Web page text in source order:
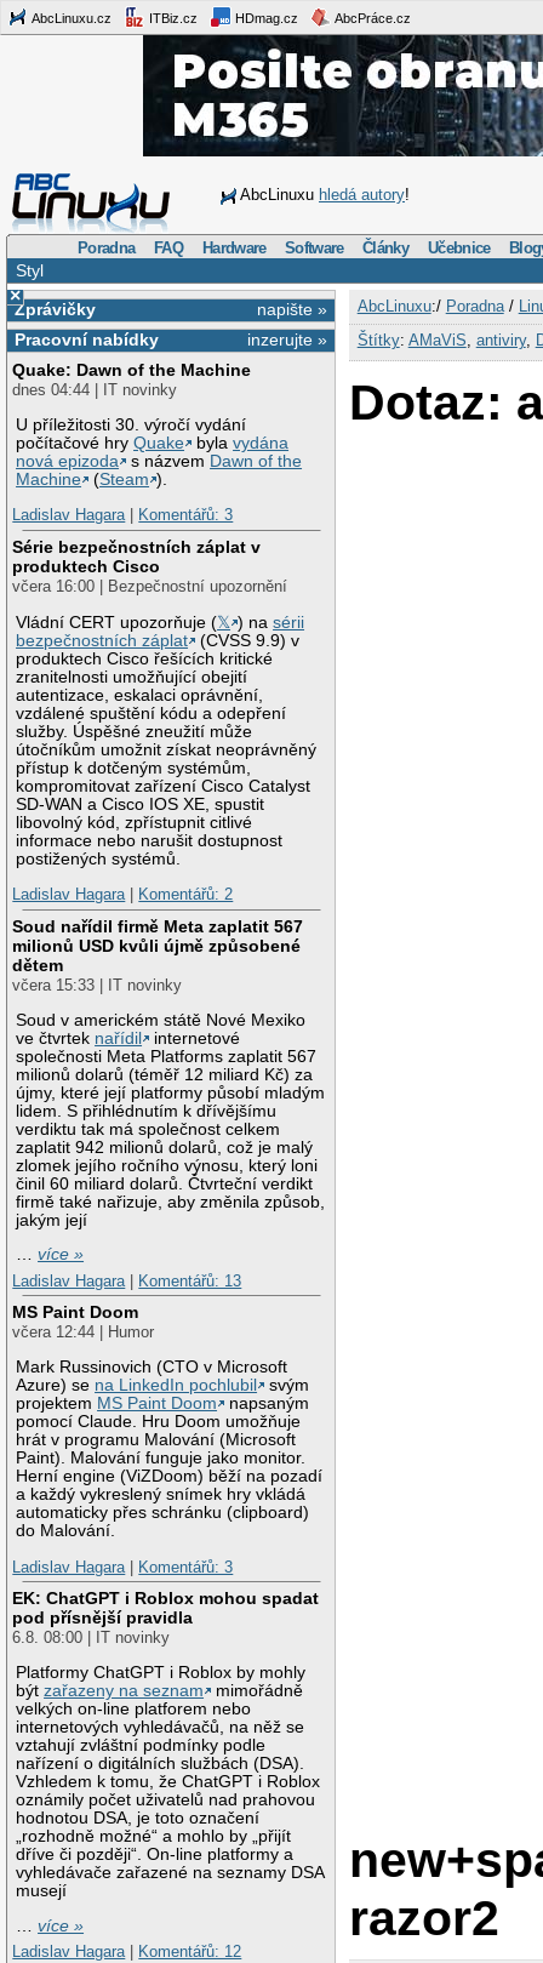
AbcLinuxu.cz ITBiz.cz HDmag.cz AbcPráce.cz
AbcLinuxu hledá autory!
Poradna FAQ Hardware Software Články Učebnice
Styl
×
napište »
Zprávičky
inzerujte »
Pracovní nabídky
Quake: Dawn of the Machine
dnes 04:44 | IT novinky
U příležitosti 30. výročí vydání
počítačové hryQuake bylavydána
nová epizoda
s názvem Dawn of the
Machine
(Steam ).
Ladislav Hagara| Komentářů: 3
Série bezpečnostních záplat v
produktech Cisco
včera 16:00 | Bezpečnostní upozornění
Vládní CERT upozorňuje (𝕏 ) nasérii
bezpečnostních záplat
(CVSS 9.9) v
produktech Cisco řešících kritické
zranitelnosti umožňující obejití
autentizace, eskalaci oprávnění,
vzdálené spuštění kódu a odepření
služby. Úspěšné zneužití může
útočníkům umožnit získat neoprávněný
přístup k dotčeným systémům,
kompromitovat zařízení Cisco Catalyst
SD-WAN a Cisco IOS XE, spustit
libovolný kód, zpřístupnit citlivé
informace nebo narušit dostupnost
postižených systémů.
Ladislav Hagara| Komentářů: 2
Soud nařídil firmě Meta zaplatit 567
milionů USD kvůli újmě způsobené
dětem
včera 15:33 | IT novinky
Soud v americkém státě Nové Mexiko
ve čtvrtek nařídil
internetové
společnosti Meta Platforms zaplatit 567
milionů dolarů (téměř 12 miliard Kč) za
újmy, které její platformy působí mladým
lidem. S přihlédnutím k dřívějšímu
verdiktu tak má společnost celkem
zaplatit 942 milionů dolarů, což je malý
zlomek jejího ročního výnosu, který loni
činil 60 miliard dolarů. Čtvrteční verdikt
firmě také nařizuje, aby změnila způsob,
jakým její
…více »
Ladislav Hagara
Komentářů: 13
MS Paint Doom
včera 12:44 | Humor
Mark Russinovich (CTO v Microsoft
Azure) se na LinkedIn pochlubil
svým
projektem MS Paint Doom
napsaným
pomocí Claude. Hru Doom umožňuje
hrát v programu Malování (Microsoft
Paint). Malování funguje jako monitor.
Herní engine (ViZDoom) běží na pozadí
a každý vykreslený snímek hry vkládá
automaticky přes schránku (clipboard)
do Malování.
Ladislav Hagara
Komentářů: 3
EK: ChatGPT i Roblox mohou spadat
pod přísnější pravidla
6.8. 08:00 | IT novinky
Platformy ChatGPT i Roblox by mohly
býtzařazeny na seznam
mimořádně
velkých on-line platforem nebo
internetových vyhledávačů, na něž se
vztahují zvláštní podmínky podle
nařízení o digitálních službách (DSA).
Vzhledem k tomu, že ChatGPT i Roblox
oznámily počet uživatelů nad prahovou
hodnotou DSA, je toto označení
„rozhodně možné“ a mohlo by „přijít
dříve či později“. On-line platformy a
vyhledávače zařazené na seznamy DSA
musejí
…více »
Ladislav Hagara| Komentářů: 12
AbcLinuxu:/ Poradna/
Štítky: AMaViS antiviry,
Dotaz:
razor2